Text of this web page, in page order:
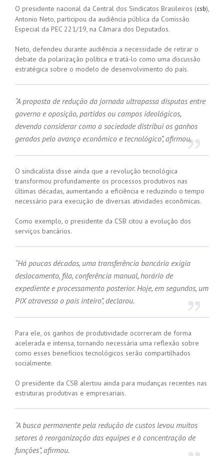
O presidente nacional da Central dos Sindicatos Brasileiros (csb),
Antonio Neto, participou da audiência pública da Comissão
Especial da PEC 221/19, na Câmara dos Deputados.
Neto, defendeu durante audiência a necessidade de retirar o
debate da polarização política e tratá-lo como uma discussão
estratégica sobre o modelo de desenvolvimento do país.
“A proposta de redução da jornada ultrapassa disputas entre
governo e oposição, partidos ou campos ideológicos,
devendo considerar como a sociedade distribui os ganhos
gerados pelo avanço econômico e tecnológico”, afirmou.
O sindicalista disse ainda que a revolução tecnológica
transformou profundamente os processos produtivos nas
últimas décadas, aumentando a eficiência e reduzindo o tempo
necessário para execução de diversas atividades econômicas.
Como exemplo, o presidente da CSB citou a evolução dos
serviços bancários.
“Há poucas décadas, uma transferência bancária exigia
deslocamento, fila, conferência manual, horário de
expediente e processamento posterior. Hoje, em segundos, um
PIX atravessa o país inteiro”, declarou.
Para ele, os ganhos de produtividade ocorreram de forma
acelerada e intensa, tornando necessária uma reflexão sobre
como esses benefícios tecnológicos serão compartilhados
socialmente.
O presidente da CSB alertou ainda para mudanças recentes nas
estruturas produtivas e empresariais.
“A busca permanente pela redução de custos levou muitos
setores à reorganização das equipes e à concentração de
funções”, afirmou.